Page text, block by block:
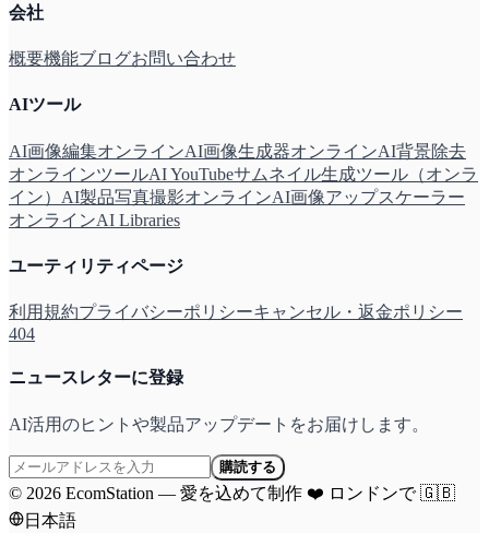
会社
概要機能ブログお問い合わせ
AIツール
AI画像編集オンラインAI画像生成器オンラインAI背景除去
オンラインツールAI YouTubeサムネイル生成ツール（オンラ
イン） AI製品写真撮影オンラインAI画像アップスケーラー
オンラインAI Libraries
ユーティリティページ
利用規約プライバシーポリシーキャンセル・返金ポリシー
404
ニュースレターに登録
AI活用のヒントや製品アップデートをお届けします。
購読する
© 2026 EcomStation — 愛を込めて制作 ❤️ ロンドンで🇬🇧
日本語